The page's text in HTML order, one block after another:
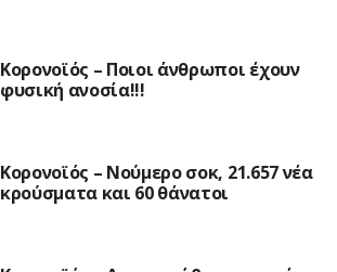
Κορονοϊός – Ποιοι άνθρωποι έχουν
φυσική ανοσία!!!
Κορονοϊός – Νούμερο σοκ, 21.657 νέα
κρούσματα και 60 θάνατοι